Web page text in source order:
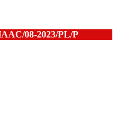
08-2023/PL/P